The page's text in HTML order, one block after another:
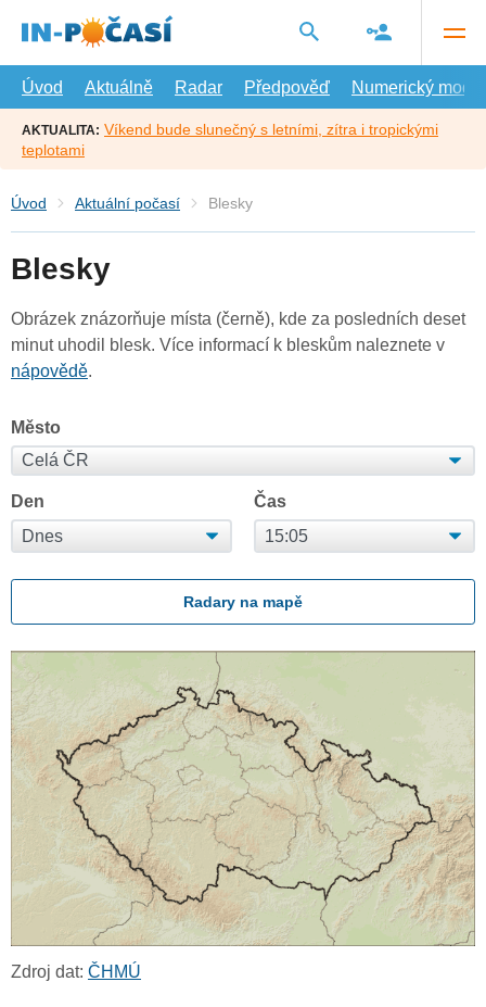
hlavní
Úvod
Aktuálně Radar Předpověď Numerický model
AKTUALITA: Víkend bude slunečný s letními, zítra i tropickými
teplotami
Úvod Aktuální počasí Blesky
Blesky
Obrázek znázorňuje místa (černě), kde za posledních deset
minut uhodil blesk. Více informací k bleskům naleznete v
nápovědě.
Město
Den Čas
Radary na mapě
Zdroj dat: ČHMÚ